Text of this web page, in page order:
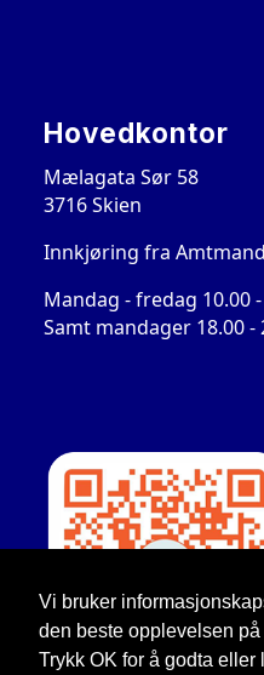
Vi bruker
den beste opplevelsen på
Trykk OK for å godta eller
Hovedkontor
Mælagata Sør 58
3716 Skien
Innkjøring fra
Mandag - fredag 10.00
Samt mandager 18.00 -